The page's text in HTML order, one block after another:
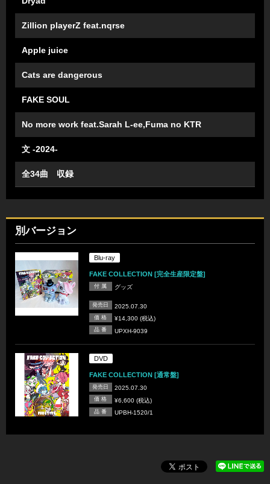
Zillion playerZ feat.nqrse
Apple juice
Cats are dangerous
FAKE SOUL
No more work feat.Sarah L-ee,Fuma no KTR
⽂ -2024-
全34曲 収録
別バージョン
Blu-ray
FAKE COLLECTION [完全生産限定盤]
付 属 グッズ
発売日 2025.07.30
価 格 ¥14,300 (税込)
品 番 UPXH-9039
DVD
FAKE COLLECTION [通常盤]
発売日 2025.07.30
価 格 ¥6,600 (税込)
品 番 UPBH-1520/1